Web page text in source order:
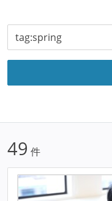
49 件